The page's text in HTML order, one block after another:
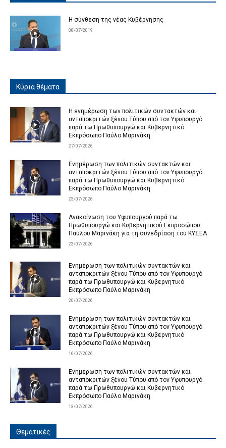
Η σύνθεση της νέας Κυβέρνησης
08/07/2019
Κύρια θέματα
Η ενημέρωση των πολιτικών συντακτών και
ανταποκριτών ξένου Τύπου από τον Υφυπουργό
παρά τω Πρωθυπουργώ και Κυβερνητικό
Εκπρόσωπο Παύλο Μαρινάκη
27/07/2026
Ενημέρωση των πολιτικών συντακτών και
ανταποκριτών ξένου Τύπου από τον Υφυπουργό
παρά τω Πρωθυπουργώ και Κυβερνητικό
Εκπρόσωπο Παύλο Μαρινάκη
23/07/2026
Ανακοίνωση του Υφυπουργού παρά τω
Πρωθυπουργώ και Κυβερνητικού Εκπροσώπου
Παύλου Μαρινάκη για τη συνεδρίαση του ΚΥΣΕΑ
23/07/2026
Ενημέρωση των πολιτικών συντακτών και
ανταποκριτών ξένου Τύπου από τον Υφυπουργό
παρά τω Πρωθυπουργώ και Κυβερνητικό
Εκπρόσωπο Παύλο Μαρινάκη
20/07/2026
Ενημέρωση των πολιτικών συντακτών και
ανταποκριτών ξένου Τύπου από τον Υφυπουργό
παρά τω Πρωθυπουργώ και Κυβερνητικό
Εκπρόσωπο Παύλο Μαρινάκη
16/07/2026
Ενημέρωση των πολιτικών συντακτών και
ανταποκριτών ξένου Τύπου από τον Υφυπουργό
παρά τω Πρωθυπουργώ και Κυβερνητικό
Εκπρόσωπο Παύλο Μαρινάκη
13/07/2026
Θεματικές